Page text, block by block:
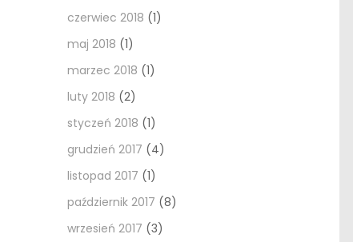
czerwiec 2018 (1)
maj 2018 (1)
marzec 2018 (1)
luty 2018 (2)
styczeń 2018 (1)
grudzień 2017 (4)
listopad 2017 (1)
październik 2017 (8)
wrzesień 2017 (3)